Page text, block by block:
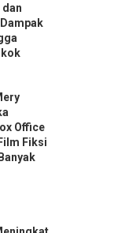
dan
Office
Fiksi